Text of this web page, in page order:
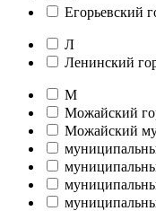
Егорьевский
Л
Ленинский
М
Можайский
Можайский